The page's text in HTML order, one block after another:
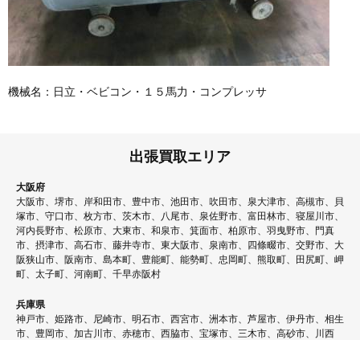
機械名：日立・ベビコン・１５馬力・コンプレッサ
出張買取エリア
大阪府
大阪市、堺市、岸和田市、豊中市、池田市、吹田市、泉大津市、高槻市、貝
塚市、守口市、枚方市、茨木市、八尾市、泉佐野市、富田林市、寝屋川市、
河内長野市、松原市、大東市、和泉市、箕面市、柏原市、羽曳野市、門真
市、摂津市、高石市、藤井寺市、東大阪市、泉南市、四條畷市、交野市、大
阪狭山市、阪南市、島本町、豊能町、能勢町、忠岡町、熊取町、田尻町、岬
町、太子町、河南町、千早赤阪村
兵庫県
神戸市、姫路市、尼崎市、明石市、西宮市、洲本市、芦屋市、伊丹市、相生
市、豊岡市、加古川市、赤穂市、西脇市、宝塚市、三木市、高砂市、川西